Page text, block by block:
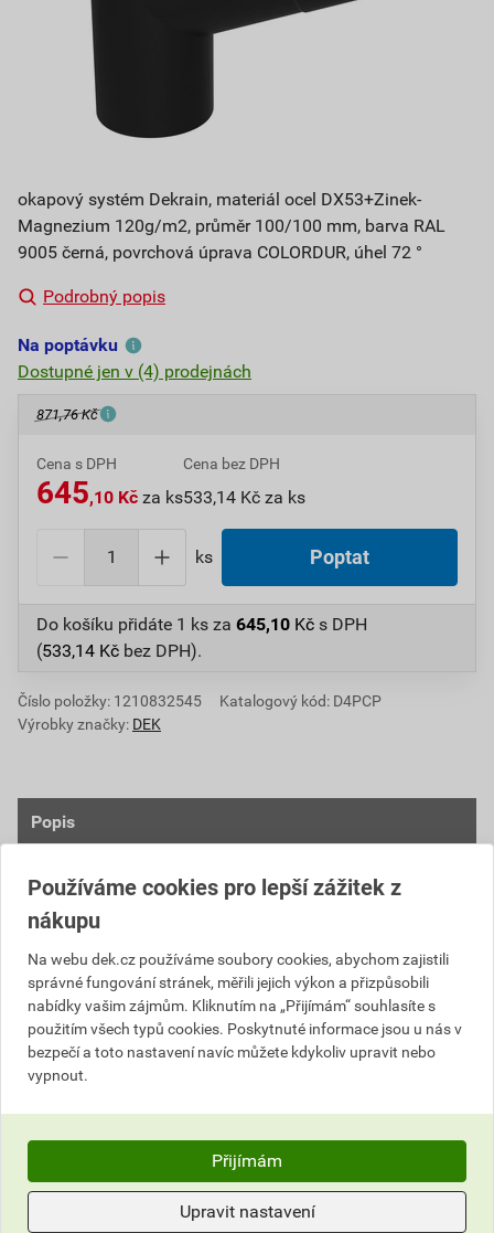
okapový systém Dekrain, materiál ocel DX53+Zinek-
Magnezium 120g/m2, průměr 100/100 mm, barva RAL
9005 černá, povrchová úprava COLORDUR, úhel 72 °
Podrobný popis
Na poptávku
Dostupné jen v (4) prodejnách
871,76 Kč
Cena s DPH
645,10 Kč za ks
Cena bez DPH
533,14 Kč za ks
ks Poptat
Do košíku přidáte 1 ks za 645,10 Kč s DPH
(533,14 Kč bez DPH).
Číslo položky: 1210832545
Katalogový kód: D4PCP
Výrobky značky: DEK
Popis
Materiál a technické vlastnosti
ocel DX53 + Zinek-Magnezium 120 g/m²
oboustranný lak min. 35 µm
ochrana proti korozi
UV odolnost
odolnost proti poškrábaní
strukturovaný matný povrch
moderní a prémiový vzhled
barevná škála: RAL 7016, RAL 9005, RAL 8017,
Používáme cookies pro lepší zážitek z
nákupu
Na webu dek.cz používáme soubory cookies, abychom zajistili
správné fungování stránek, měřili jejich výkon a přizpůsobili
nabídky vašim zájmům. Kliknutím na „Přijímám“ souhlasíte s
použitím všech typů cookies. Poskytnuté informace jsou u nás v
bezpečí a toto nastavení navíc můžete kdykoliv upravit nebo
vypnout.
Přijímám
Upravit nastavení